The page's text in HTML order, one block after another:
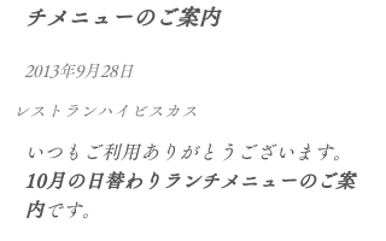
チメニューのご案内
2013年9月28日
レストランハイビスカス
いつもご利用ありがとうございます。
10月の日替わりランチメニューのご案
内です。